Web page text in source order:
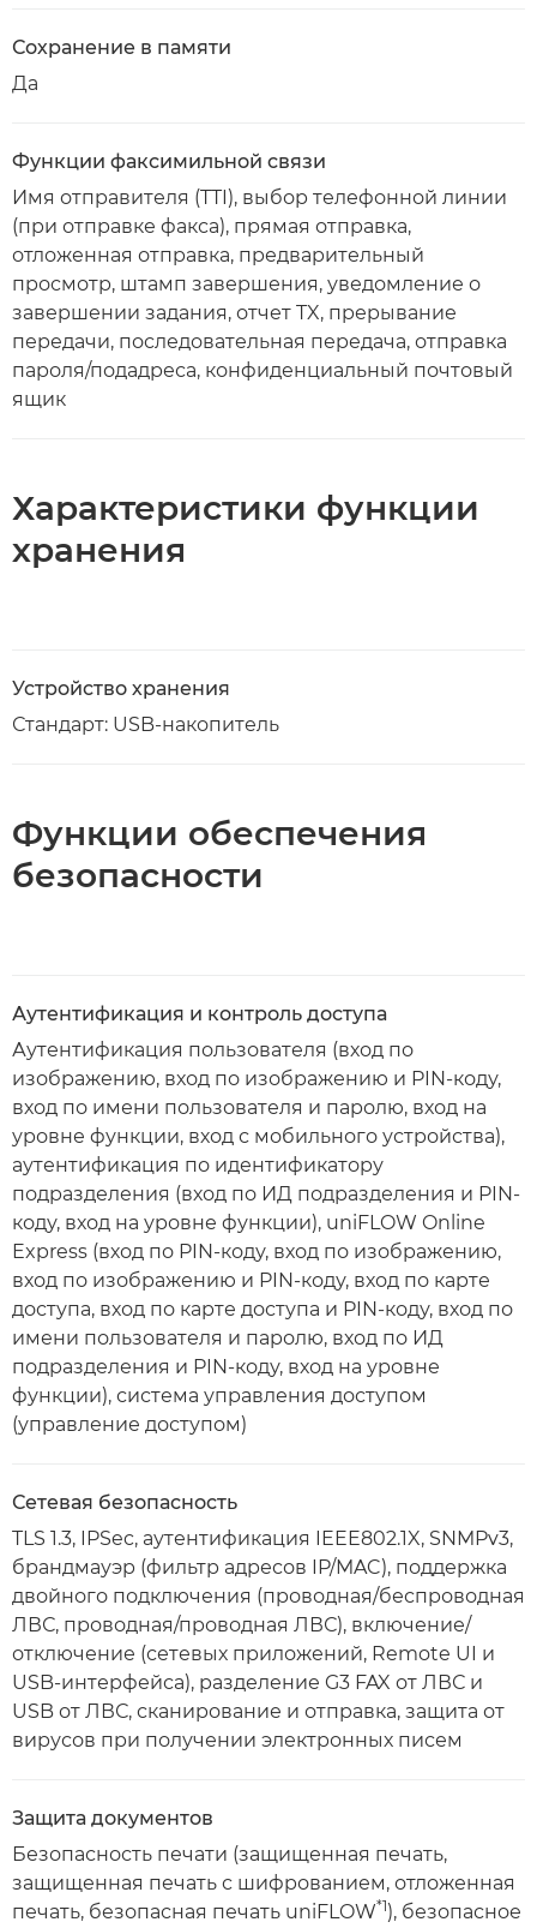
Сохранение в памяти
Да
Функции факсимильной связи
Имя отправителя (TTI), выбор телефонной линии
(при отправке факса), прямая отправка,
отложенная отправка, предварительный
просмотр, штамп завершения, уведомление о
завершении задания, отчет TX, прерывание
передачи, последовательная передача, отправка
пароля/подадреса, конфиденциальный почтовый
ящик
Характеристики функции
хранения
Устройство хранения
Стандарт: USB-накопитель
Функции обеспечения
безопасности
Аутентификация и контроль доступа
Аутентификация пользователя (вход по
изображению, вход по изображению и PIN-коду,
вход по имени пользователя и паролю, вход на
уровне функции, вход с мобильного устройства),
аутентификация по идентификатору
подразделения (вход по ИД подразделения и PIN-
коду, вход на уровне функции), uniFLOW Online
Express (вход по PIN-коду, вход по изображению,
вход по изображению и PIN-коду, вход по карте
доступа, вход по карте доступа и PIN-коду, вход по
имени пользователя и паролю, вход по ИД
подразделения и PIN-коду, вход на уровне
функции), система управления доступом
(управление доступом)
Сетевая безопасность
TLS 1.3, IPSec, аутентификация IEEE802.1X, SNMPv3,
брандмауэр (фильтр адресов IP/MAC), поддержка
двойного подключения (проводная/беспроводная
ЛВС, проводная/проводная ЛВС), включение/
отключение (сетевых приложений, Remote UI и
USB-интерфейса), разделение G3 FAX от ЛВС и
USB от ЛВС, сканирование и отправка, защита от
вирусов при получении электронных писем
Защита документов
Безопасность печати (защищенная печать,
защищенная печать с шифрованием, отложенная
печать, безопасная печать uniFLOW*1), безопасное